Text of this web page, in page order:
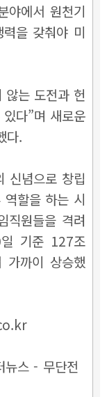
야에서 원천기
을 갖춰야 미
않는 도전과 헌
다”며 새로운
다.
신념으로 창립
할을 하는 시
직원들을 격려
기준 127조
까이 상승했
스 - 무단전